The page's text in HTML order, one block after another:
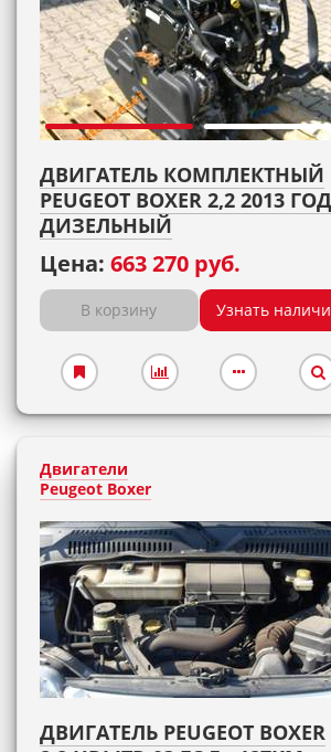
ДВИГАТЕЛЬ КОМПЛЕКТНЫЙ
PEUGEOT BOXER 2,2 2013
ДИЗЕЛЬНЫЙ
Цена: 663 270 руб.
В корзину Узнать
Двигатели
Peugeot Boxer
ДВИГАТЕЛЬ PEUGEOT BOXER